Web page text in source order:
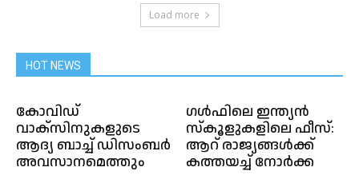
Load more
HOT NEWS
കോവിഡ്
വാക്സിനുകളുടെ
ആദ്യ ബാച്ച് ഡിസംബർ
അവസാനമെത്തും
ഗള്‍ഫിലെ ഇന്ത്യൻ
സ്കൂളുകളിലെ ഫീസ്:
ആറ് രാജ്യങ്ങൾക്ക്
കത്തയച്ച് നോര്‍‌ക്ക